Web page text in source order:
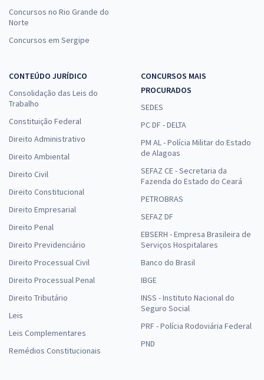
Concursos no Rio Grande do
Norte
Concursos em Sergipe
CONTEÚDO JURÍDICO
Consolidação das Leis do
Trabalho
Constituição Federal
Direito Administrativo
Direito Ambiental
Direito Civil
Direito Constitucional
Direito Empresarial
Direito Penal
Direito Previdenciário
Direito Processual Civil
Direito Processual Penal
Direito Tributário
Leis
Leis Complementares
Remédios Constitucionais
CONCURSOS MAIS
PROCURADOS
SEDES
PC DF - DELTA
PM AL - Polícia Militar do Estado
de Alagoas
SEFAZ CE - Secretaria da
Fazenda do Estado do Ceará
PETROBRAS
SEFAZ DF
EBSERH - Empresa Brasileira de
Serviços Hospitalares
Banco do Brasil
IBGE
INSS - Instituto Nacional do
Seguro Social
PRF - Polícia Rodoviária Federal
PND